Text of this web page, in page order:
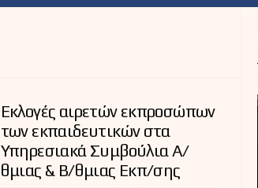
Εκλογές αιρετών εκπροσώπων
των εκπαιδευτικών στα
Υπηρεσιακά Συμβούλια Α/
θμιας & Β/θμιας Εκπ/σης